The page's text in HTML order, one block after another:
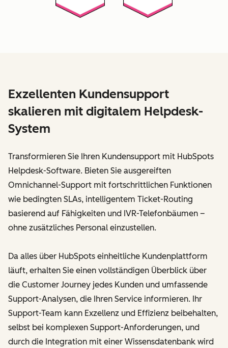
Exzellenten Kundensupport
skalieren mit digitalem Helpdesk-
System
Transformieren Sie Ihren Kundensupport mit HubSpots
Helpdesk-Software. Bieten Sie ausgereiften
Omnichannel-Support mit fortschrittlichen Funktionen
wie bedingten SLAs, intelligentem Ticket-Routing
basierend auf Fähigkeiten und IVR-Telefonbäumen –
ohne zusätzliches Personal einzustellen.
Da alles über HubSpots einheitliche Kundenplattform
läuft, erhalten Sie einen vollständigen Überblick über
die Customer Journey jedes Kunden und umfassende
Support-Analysen, die Ihren Service informieren. Ihr
Support-Team kann Exzellenz und Effizienz beibehalten,
selbst bei komplexen Support-Anforderungen, und
durch die Integration mit einer Wissensdatenbank wird